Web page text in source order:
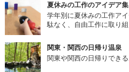
夏休みの工作のアイデア集
学年別に夏休みの工作ア
駄なく、自由工作に取り組
関東・関西の日帰り温泉
関東や関西の日帰りでき